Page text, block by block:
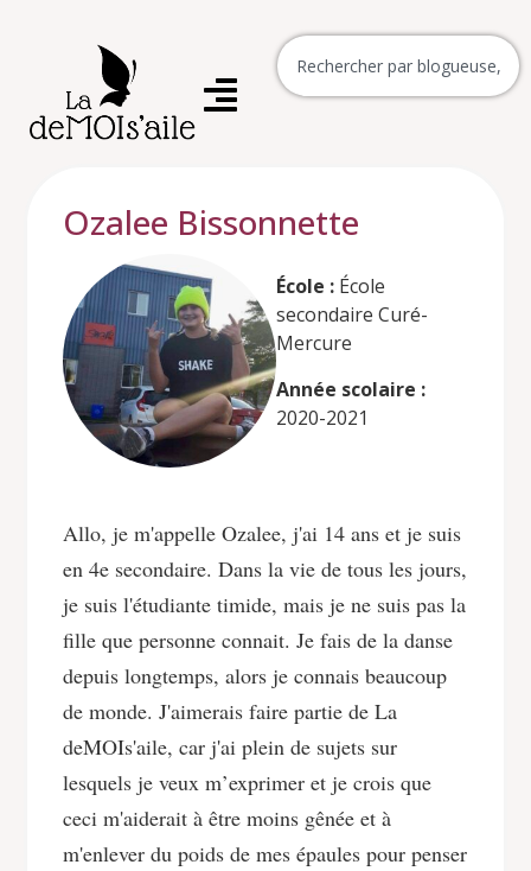
Ozalee Bissonnette
École : École
secondaire Curé-
Mercure
Année scolaire :
2020-2021
Allo, je m'appelle Ozalee, j'ai 14 ans et je suis
en 4e secondaire. Dans la vie de tous les jours,
je suis l'étudiante timide, mais je ne suis pas la
fille que personne connait. Je fais de la danse
depuis longtemps, alors je connais beaucoup
de monde. J'aimerais faire partie de La
deMOIs'aile, car j'ai plein de sujets sur
lesquels je veux m’exprimer et je crois que
ceci m'aiderait à être moins gênée et à
m'enlever du poids de mes épaules pour penser